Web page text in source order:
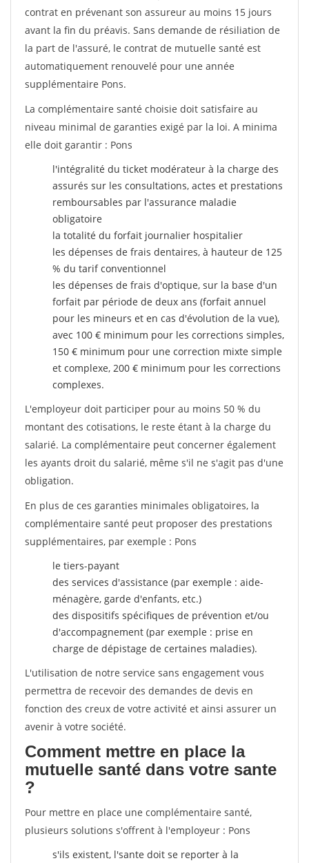
contrat en prévenant son assureur au moins 15 jours
avant la fin du préavis. Sans demande de résiliation de
la part de l'assuré, le contrat de mutuelle santé est
automatiquement renouvelé pour une année
supplémentaire Pons.
La complémentaire santé choisie doit satisfaire au
niveau minimal de garanties exigé par la loi. A minima
elle doit garantir : Pons
l'intégralité du ticket modérateur à la charge des
assurés sur les consultations, actes et prestations
remboursables par l'assurance maladie
obligatoire
la totalité du forfait journalier hospitalier
les dépenses de frais dentaires, à hauteur de 125
% du tarif conventionnel
les dépenses de frais d'optique, sur la base d'un
forfait par période de deux ans (forfait annuel
pour les mineurs et en cas d'évolution de la vue),
avec 100 € minimum pour les corrections simples,
150 € minimum pour une correction mixte simple
et complexe, 200 € minimum pour les corrections
complexes.
L'employeur doit participer pour au moins 50 % du
montant des cotisations, le reste étant à la charge du
salarié. La complémentaire peut concerner également
les ayants droit du salarié, même s'il ne s'agit pas d'une
obligation.
En plus de ces garanties minimales obligatoires, la
complémentaire santé peut proposer des prestations
supplémentaires, par exemple : Pons
le tiers-payant
des services d'assistance (par exemple : aide-
ménagère, garde d'enfants, etc.)
des dispositifs spécifiques de prévention et/ou
d'accompagnement (par exemple : prise en
charge de dépistage de certaines maladies).
L'utilisation de notre service sans engagement vous
permettra de recevoir des demandes de devis en
fonction des creux de votre activité et ainsi assurer un
avenir à votre société.
Comment mettre en place la
mutuelle santé dans votre sante
?
Pour mettre en place une complémentaire santé,
plusieurs solutions s'offrent à l'employeur : Pons
s'ils existent, l'sante doit se reporter à la